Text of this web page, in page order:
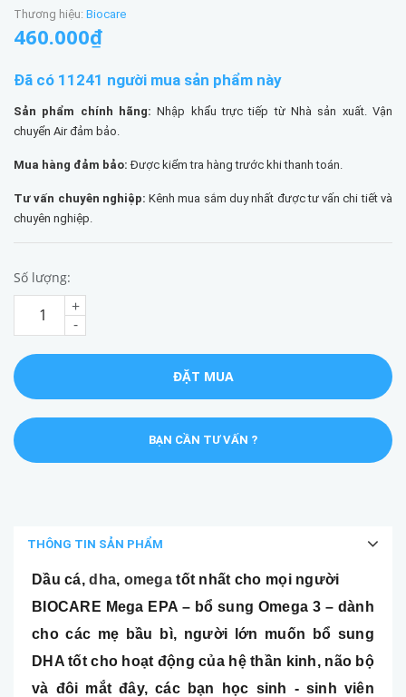
Thương hiệu: Biocare
460.000₫
Đã có 11241 người mua sản phẩm này
Sản phẩm chính hãng: Nhập khẩu trực tiếp từ Nhà sản xuất. Vận
chuyển Air đảm bảo.
Mua hàng đảm bảo: Được kiểm tra hàng trước khi thanh toán.
Tư vấn chuyên nghiệp: Kênh mua sắm duy nhất được tư vấn chi tiết và
chuyên nghiệp.
Số lượng:
-
+
ĐẶT MUA
BẠN CẦN TƯ VẤN ?
THÔNG TIN SẢN PHẨM
Dầu cá,dha, omega tốt nhất cho mọi người
BIOCARE Mega EPA – bổ sung Omega 3 – dành
cho các mẹ bầu bì, người lớn muốn bổ sung
DHA tốt cho hoạt động của hệ thần kinh, não bộ
và đôi mắt đây, các bạn học sinh - sinh viên